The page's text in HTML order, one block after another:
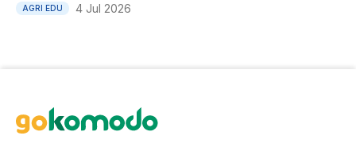
AGRI EDU 4 Jul 2026